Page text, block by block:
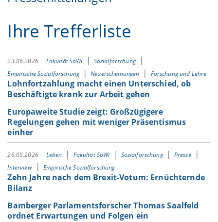
Ihre Trefferliste
23.06.2026 Fakultät SoWi
Sozialforschung
Empirische Sozialforschung
Neuerscheinungen Forschung und Lehre
Lohnfortzahlung macht einen Unterschied, ob
Beschäftigte krank zur Arbeit gehen
Europaweite Studie zeigt: Großzügigere
Regelungen gehen mit weniger Präsentismus
einher
26.05.2026 Leben Fakultät SoWi Sozialforschung
Presse
Interview
Empirische Sozialforschung
Zehn Jahre nach dem Brexit-Votum: Ernüchternde
Bilanz
Bamberger Parlamentsforscher Thomas Saalfeld
ordnet Erwartungen und Folgen ein